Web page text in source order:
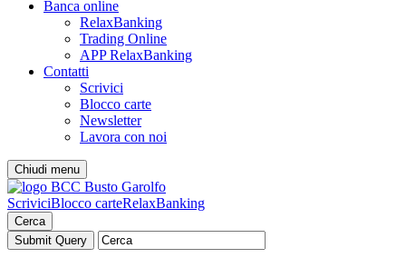
Banca online
RelaxBanking
Trading Online
APP RelaxBanking
Contatti
Scrivici
Blocco carte
Newsletter
Lavora con noi
Chiudi menu
ScriviciBlocco carteRelaxBanking
Cerca